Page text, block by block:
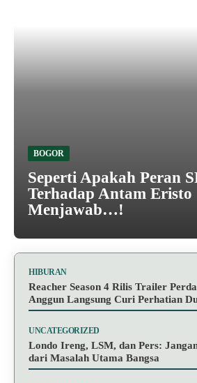
BOGOR
Seperti Apakah Peran
Terhadap Antam Eristo
Menjawab…!
HIBURAN
Reacher Season 4 Rilis Trailer
Anggun Langsung Curi Perhatian
UNCATEGORIZED
Londo Ireng, LSM, dan Pers:
dari Masalah Utama Bangsa